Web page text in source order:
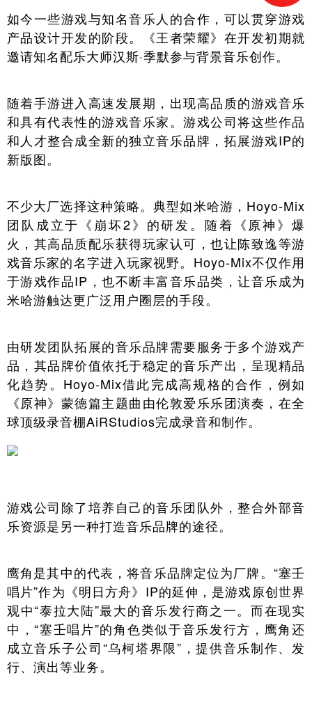
如今一些游戏与知名音乐人的合作，可以贯穿游戏
产品设计开发的阶段。《王者荣耀》在开发初期就
邀请知名配乐大师汉斯·季默参与背景音乐创作。
随着手游进入高速发展期，出现高品质的游戏音乐
和具有代表性的游戏音乐家。游戏公司将这些作品
和人才整合成全新的独立音乐品牌，拓展游戏IP的
新版图。
不少大厂选择这种策略。典型如米哈游，Hoyo-Mix
团队成立于《崩坏2》的研发。随着《原神》爆
火，其高品质配乐获得玩家认可，也让陈致逸等游
戏音乐家的名字进入玩家视野。Hoyo-Mix不仅作用
于游戏作品IP，也不断丰富音乐品类，让音乐成为
米哈游触达更广泛用户圈层的手段。
由研发团队拓展的音乐品牌需要服务于多个游戏产
品，其品牌价值依托于稳定的音乐产出，呈现精品
化趋势。Hoyo-Mix借此完成高规格的合作，例如
《原神》蒙德篇主题曲由伦敦爱乐乐团演奏，在全
球顶级录音棚AiRStudios完成录音和制作。
游戏公司除了培养自己的音乐团队外，整合外部音
乐资源是另一种打造音乐品牌的途径。
鹰角是其中的代表，将音乐品牌定位为厂牌。“塞壬
唱片”作为《明日方舟》IP的延伸，是游戏原创世界
观中“泰拉大陆”最大的音乐发行商之一。而在现实
中，“塞壬唱片”的角色类似于音乐发行方，鹰角还
成立音乐子公司“乌柯塔界限”，提供音乐制作、发
行、演出等业务。